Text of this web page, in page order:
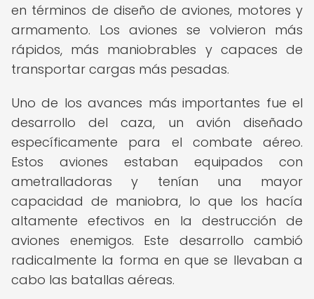
en términos de diseño de aviones, motores y
armamento. Los aviones se volvieron más
rápidos, más maniobrables y capaces de
transportar cargas más pesadas.
Uno de los avances más importantes fue el
desarrollo del caza, un avión diseñado
específicamente para el combate aéreo.
Estos aviones estaban equipados con
ametralladoras y tenían una mayor
capacidad de maniobra, lo que los hacía
altamente efectivos en la destrucción de
aviones enemigos. Este desarrollo cambió
radicalmente la forma en que se llevaban a
cabo las batallas aéreas.